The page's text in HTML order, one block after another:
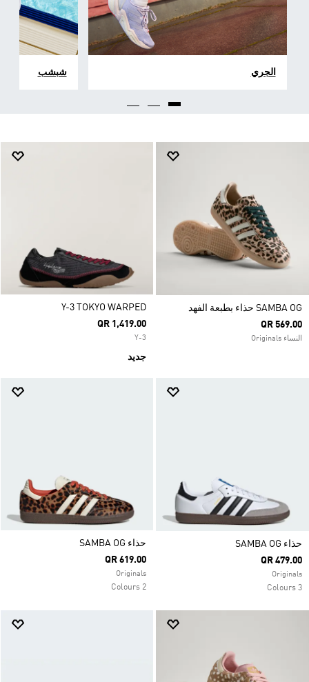
الجري شبشب
SAMBA OG حذاء بطبعة الفهد
QR 569.00
النساء Originals
Y-3 TOKYO WARPED
QR 1,419.00
Y-3
جديد
حذاء SAMBA OG
QR 479.00
Originals
3 Colours
حذاء SAMBA OG
QR 619.00
Originals
2 Colours